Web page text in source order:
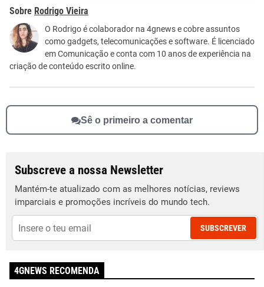
Este conteúdo contém informação incorreta
Este conteúdo não tem a informação que procuro
Outro
Rodrigo Vieira
O Rodrigo é colaborador na 4gnews e cobre assuntos
como gadgets, telecomunicações e software. É licenciado
em Comunicação e conta com 10 anos de experiência na
criação de conteúdo escrito online.
Sê o primeiro a comentar
Subscreve a nossa Newsletter
Mantém-te atualizado com as melhores notícias, reviews
imparciais e promoções incríveis do mundo tech.
SUBSCREVER
4GNEWS RECOMENDA